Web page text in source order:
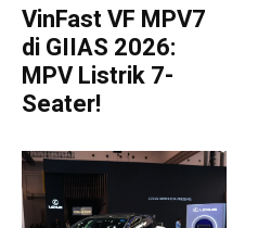
VinFast VF MPV7
di GIIAS 2026:
MPV Listrik 7-
Seater!